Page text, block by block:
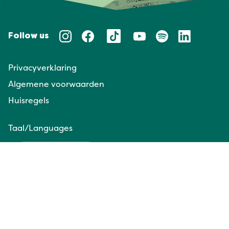
Follow us
Privacyverklaring
Algemene voorwaarden
Huisregels
Taal/Languages